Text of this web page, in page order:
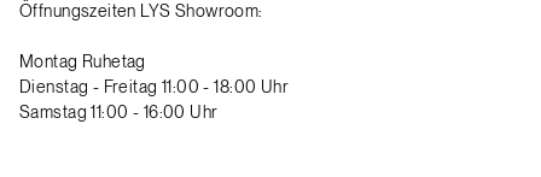
Öffnungszeiten LYS Showroom:
Montag Ruhetag
Dienstag - Freitag 11:00 - 18:00 Uhr
Samstag 11:00 - 16:00 Uhr